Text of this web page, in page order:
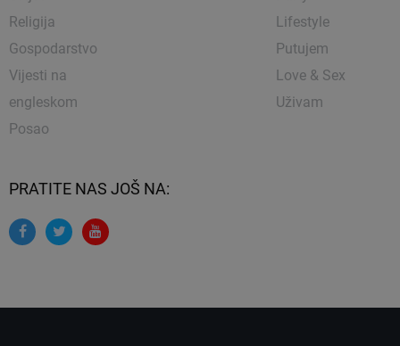
Religija
Gospodarstvo
Vijesti na
engleskom
Posao
Lifestyle
Putujem
Love & Sex
Uživam
PRATITE NAS JOŠ NA: